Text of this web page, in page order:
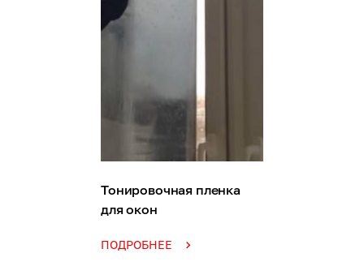
Тонировочная пленка
для окон
ПОДРОБНЕЕ